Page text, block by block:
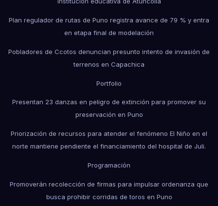
Plan regulador de rutas de Puno registra avance de 79 % y entra
en etapa final de modelación
Pobladores de Ccotos denuncian presunto intento de invasión de
terrenos en Capachica
Portfolio
Presentan 23 danzas en peligro de extinción para promover su
preservación en Puno
Priorización de recursos para atender el fenómeno El Niño en el
norte mantiene pendiente el financiamiento del hospital de Juli.
Programación
Promoverán recolección de firmas para impulsar ordenanza que
busca prohibir corridas de toros en Puno